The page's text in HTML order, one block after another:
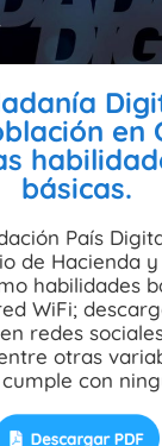
en
básicas.
País
de Hacienda
habilidades
WiFi;
redes
otras
con